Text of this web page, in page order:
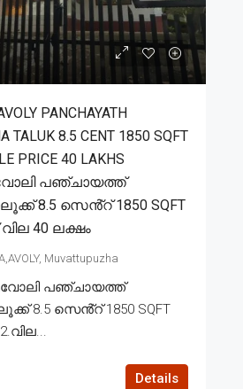
PANCHAYATH
TALUK 8.5 CENT 1850 SQFT
PRICE 40 LAKHS
പഞ്ചായത്ത്
8.5 സെൻ്റ് 1850 SQFT
40 ലക്ഷം
Muvattupuzha
പഞ്ചായത്ത്
8.5 സെൻ്റ് 1850 SQFT
Details